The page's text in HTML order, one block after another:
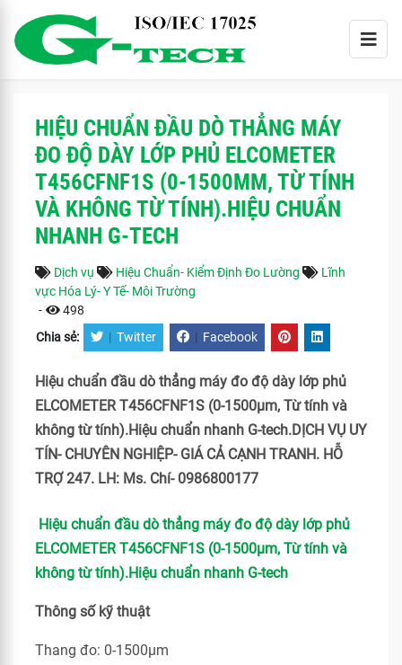
HIỆU CHUẨN ĐẦU DÒ THẲNG MÁY
ĐO ĐỘ DÀY LỚP PHỦ ELCOMETER
T456CFNF1S (0-1500ΜM, TỪ TÍNH
VÀ KHÔNG TỪ TÍNH).HIỆU CHUẨN
NHANH G-TECH
Dịch vụ Hiệu Chuẩn- Kiểm Định Đo Lường
Lĩnh
vực Hóa Lý- Y Tế- Môi Trường
-
498
Chia sẻ: | Twitter | Facebook
Hiệu chuẩn đầu dò thẳng máy đo độ dày lớp phủ
ELCOMETER T456CFNF1S (0-1500μm, Từ tính và
không từ tính).Hiệu chuẩn nhanh G-tech.DỊCH VỤ UY
TÍN- CHUYÊN NGHIỆP- GIÁ CẢ CẠNH TRANH. HỖ
TRỢ 247. LH: Ms. Chí- 0986800177
Hiệu chuẩn đầu dò thẳng máy đo độ dày lớp phủ
ELCOMETER T456CFNF1S (0-1500μm, Từ tính và
không từ tính).Hiệu chuẩn nhanh G-tech
Thông số kỹ thuật
Thang đo: 0-1500μm